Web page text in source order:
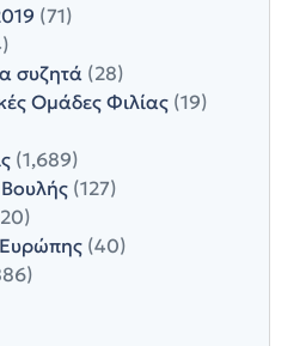
(71)
συζητά (28)
Ομάδες Φιλίας (19)
(1,689)
(127)
(40)